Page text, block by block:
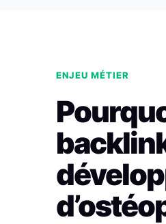
ENJEU MÉTIER